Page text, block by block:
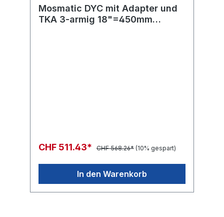
Mosmatic DYC mit Adapter und
TKA 3-armig 18"=450mm
CHF 511.43* CHF 568.26* (10% gespart)
In den Warenkorb